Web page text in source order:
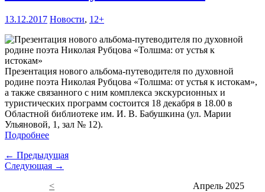
13.12.2017 Новости, 12+
Презентация нового альбома-путеводителя по духовной
родине поэта Николая Рубцова «Толшма: от устья к истокам»,
а также связанного с ним комплекса экскурсионных и
туристических программ состоится 18 декабря в 18.00 в
Областной библиотеке им. И. В. Бабушкина (ул. Марии
Ульяновой, 1, зал № 12).
Подробнее
← Предыдущая
Следующая →
<
Апрель 2025